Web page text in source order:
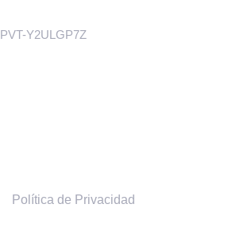
PVT-Y2ULGP7Z
Política de Privacidad